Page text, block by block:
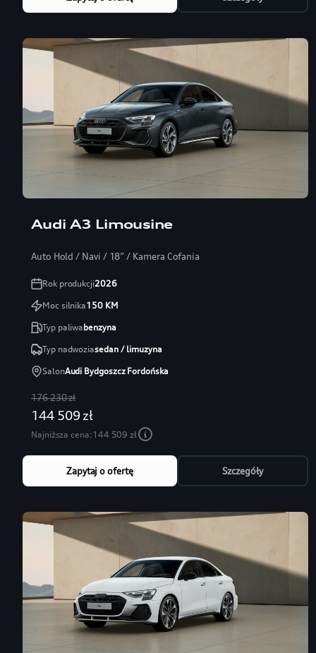
Audi A3 Limousine
Auto Hold / Navi / 18” / Kamera Cofania
Rok produkcji2026
Moc silnika150KM
Typ paliwabenzyna
Typ nadwoziasedan / limuzyna
SalonAudi Bydgoszcz Fordońska
176 230 zł
144 509 zł
Najniższa cena:144 509 zł
Zapytaj o ofertę Szczegóły